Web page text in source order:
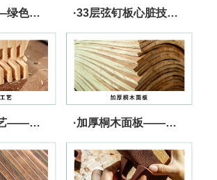
·纯清水漆——绿色、健康、无忧 ·33层弦钉板心脏技术——张力强 更坚固
·传统榫卯工艺——快速传导 音色出众 ·加厚桐木面板——核心技术 发音灵敏